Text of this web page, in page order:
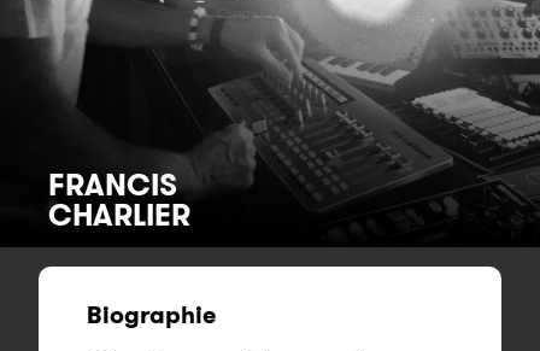
FRANCIS
CHARLIER
Biographie